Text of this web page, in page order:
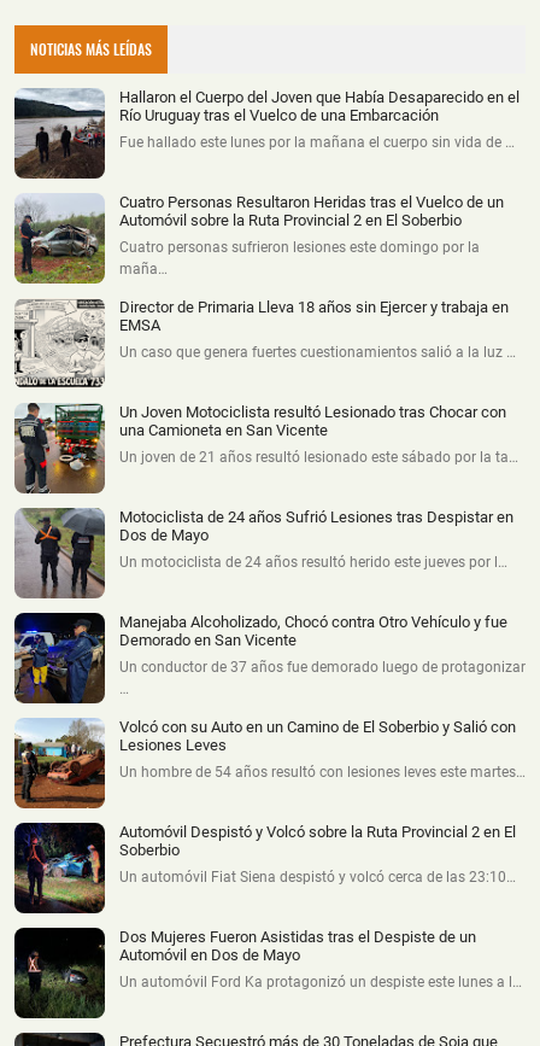
NOTICIAS MÁS LEÍDAS
Hallaron el Cuerpo del Joven que Había Desaparecido en el
Río Uruguay tras el Vuelco de una Embarcación
Fue hallado este lunes por la mañana el cuerpo sin vida de …
Cuatro Personas Resultaron Heridas tras el Vuelco de un
Automóvil sobre la Ruta Provincial 2 en El Soberbio
Cuatro personas sufrieron lesiones este domingo por la
maña…
Director de Primaria Lleva 18 años sin Ejercer y trabaja en
EMSA
Un caso que genera fuertes cuestionamientos salió a la luz …
Un Joven Motociclista resultó Lesionado tras Chocar con
una Camioneta en San Vicente
Un joven de 21 años resultó lesionado este sábado por la ta…
Motociclista de 24 años Sufrió Lesiones tras Despistar en
Dos de Mayo
Un motociclista de 24 años resultó herido este jueves por l…
Manejaba Alcoholizado, Chocó contra Otro Vehículo y fue
Demorado en San Vicente
Un conductor de 37 años fue demorado luego de protagonizar
…
Volcó con su Auto en un Camino de El Soberbio y Salió con
Lesiones Leves
Un hombre de 54 años resultó con lesiones leves este martes…
Automóvil Despistó y Volcó sobre la Ruta Provincial 2 en El
Soberbio
Un automóvil Fiat Siena despistó y volcó cerca de las 23:10…
Dos Mujeres Fueron Asistidas tras el Despiste de un
Automóvil en Dos de Mayo
Un automóvil Ford Ka protagonizó un despiste este lunes a l…
Prefectura Secuestró más de 30 Toneladas de Soja que